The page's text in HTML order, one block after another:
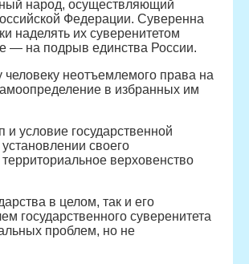
народ, осуществляющий
Федерации. Суверенна
наделять их суверенитетом
— на подрыв единства России.
неотъемлемого права на
в избранных им
условие государственной
своего
верховенство
в целом, так и его
государственного суверенитета
проблем, но не